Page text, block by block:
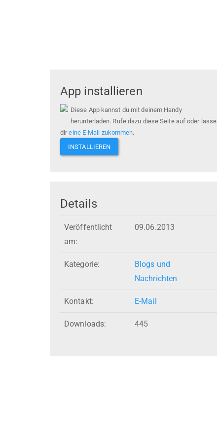
App installieren
Diese App kannst du mit deinem Handy
herunterladen. Rufe dazu diese Seite auf oder lasse
direine E-Mail zukommen.
INSTALLIEREN
Details
Veröffentlicht
am:
09.06.2013
Kategorie:
Blogs und
Nachrichten
Kontakt: E-Mail
Downloads: 445